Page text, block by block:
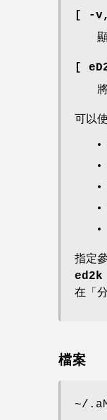
[ -
[
可以
指定
ed2k
在「
檔案
~/